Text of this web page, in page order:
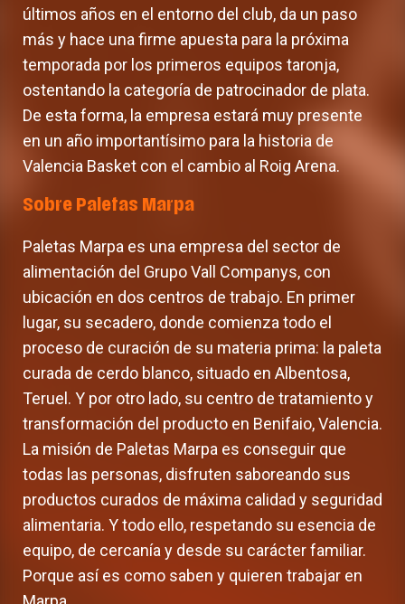
últimos años en el entorno del club, da un paso
más y hace una firme apuesta para la próxima
temporada por los primeros equipos taronja,
ostentando la categoría de patrocinador de plata.
De esta forma, la empresa estará muy presente
en un año importantísimo para la historia de
Valencia Basket con el cambio al Roig Arena.
Sobre Paletas Marpa
Paletas Marpa es una empresa del sector de
alimentación del Grupo Vall Companys, con
ubicación en dos centros de trabajo. En primer
lugar, su secadero, donde comienza todo el
proceso de curación de su materia prima: la paleta
curada de cerdo blanco, situado en Albentosa,
Teruel. Y por otro lado, su centro de tratamiento y
transformación del producto en Benifaio, Valencia.
La misión de Paletas Marpa es conseguir que
todas las personas, disfruten saboreando sus
productos curados de máxima calidad y seguridad
alimentaria. Y todo ello, respetando su esencia de
equipo, de cercanía y desde su carácter familiar.
Porque así es como saben y quieren trabajar en